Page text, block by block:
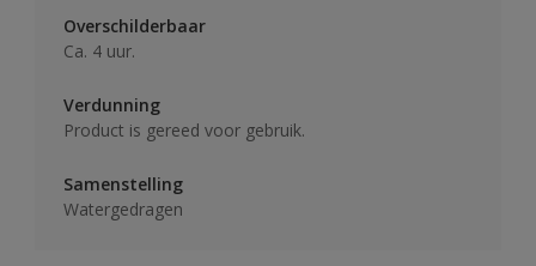
Overschilderbaar
Ca. 4 uur.
Verdunning
Product is gereed voor gebruik.
Samenstelling
Watergedragen